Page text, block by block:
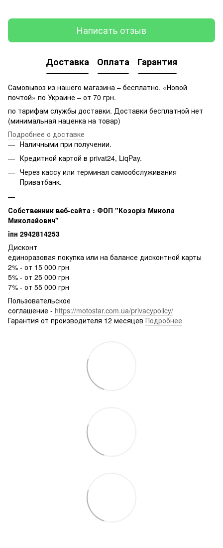
Написать отзыв
Доставка Оплата Гарантия
Самовывоз из нашего магазина – бесплатно. «Новой
почтой» по Украине – от 70 грн.
по тарифам службы доставки. Доставки бесплатной нет
(минимальная наценка на товар)
Подробнее о доставке
Наличными при получении.
Кредитной картой в privat24, LiqPay.
Через кассу или терминал самообслуживания
Приватбанк.
Собственник веб-сайта : ФОП "Козоріз Микола
Миколайович"
iпн 2942814253
Дисконт
единоразовая покупка или на балансе дисконтной карты
2% - от 15 000 грн
5% - от 25 000 грн
7% - от 55 000 грн
Пользовательское
соглашение - https://motostar.com.ua/privacypolicy/
Гарантия от производителя 12 месяцев Подробнее